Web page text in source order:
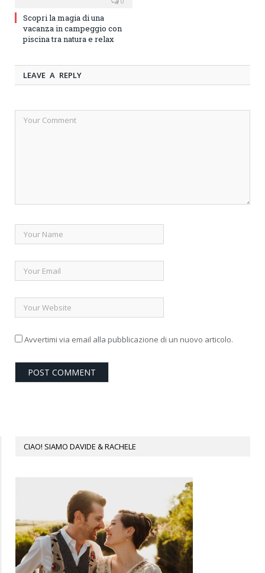
Scopri la magia di una
vacanza in campeggio con
piscina tra natura e relax
LEAVE A REPLY
Avvertimi via email alla pubblicazione di un nuovo articolo.
CIAO! SIAMO DAVIDE & RACHELE